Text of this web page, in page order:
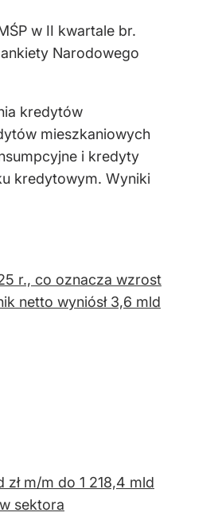
w II kwartale br.
Narodowego
kredytów
mieszkaniowych
i kredyty
kredytowym. Wyniki
r., co oznacza wzrost
netto wyniósł 3,6 mld
m/m do 1 218,4 mld
sektora